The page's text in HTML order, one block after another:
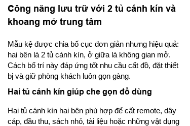
Công năng lưu trữ với 2 tủ cánh kín và
khoang mở trung tâm
Mẫu kệ được chia bố cục đơn giản nhưng hiệu quả:
hai bên là 2 tủ cánh kín, ở giữa là không gian mở.
Cách bố trí này đáp ứng tốt nhu cầu cất đồ, đặt thiết
bị và giữ phòng khách luôn gọn gàng.
Hai tủ cánh kín giúp che gọn đồ dùng
Hai tủ cánh kín hai bên phù hợp để cất remote, dây
cáp, đầu thu, sách nhỏ, tài liệu hoặc những vật dụng